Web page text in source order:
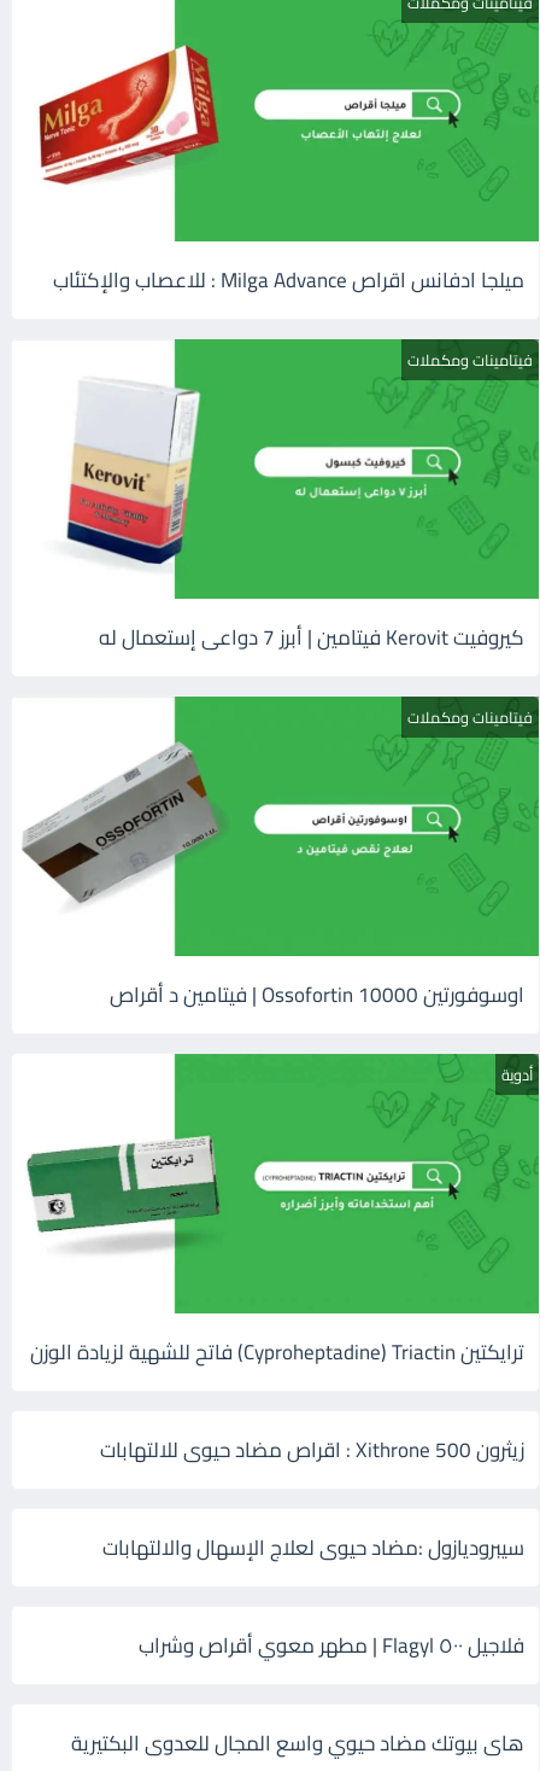
ميلجا ادفانس اقراص Milga Advance : للاعصاب والإكتئاب
فيتامينات ومكملات
كيروفيت Kerovit فيتامين | أبرز 7 دواعى إستعمال له
فيتامينات ومكملات
اوسوفورتين 10000 Ossofortin | فيتامين د أقراص
أدوية
ترايكتين Cyproheptadine) Triactin) فاتح للشهية لزيادة الوزن
زيثرون 500 Xithrone : اقراص مضاد حيوى للالتهابات
سيبروديازول :مضاد حيوى لعلاج الإسهال والالتهابات
فلاجيل ٥٠٠ Flagyl | مطهر معوي أقراص وشراب
هاى بيوتك مضاد حيوي واسع المجال للعدوى البكتيرية